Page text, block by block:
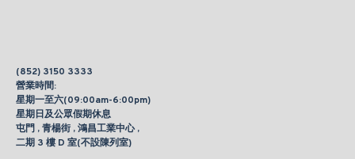
(852) 3150 3333
營業時間:
星期一至六(09:00am-6:00pm)
星期日及公眾假期休息
屯門 , 青楊街 , 鴻昌工業中心 ,
二期 3 樓 D 室(不設陳列室)